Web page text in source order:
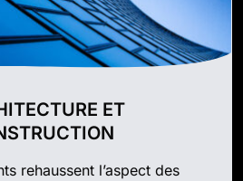
ET
rehaussent l’aspect des